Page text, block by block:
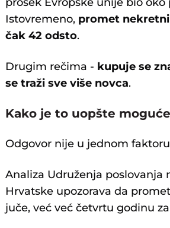
Istovremeno, promet
čak 42 odsto.
Drugim rečima - kupuje se
se traži sve više novca.
Kako je to uopšte
Odgovor nije u jednom
Analiza Udruženja poslovanja
Hrvatske upozorava da
juče, već već četvrtu godinu